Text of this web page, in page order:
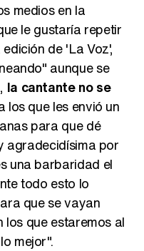
medios en la
le gustaría repetir
de 'La Voz',
aunque se
la cantante no se
los que les envió un
para que dé
agradecidísima por
una barbaridad el
todo esto lo
que se vayan
los que estaremos al
mejor".